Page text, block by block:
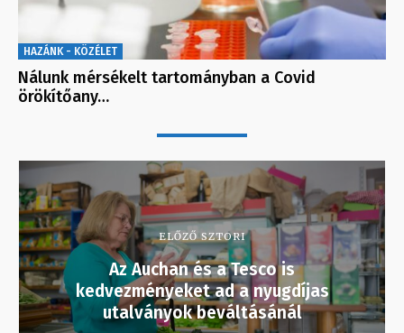
HAZÁNK - KÖZÉLET
Nálunk mérsékelt tartományban a Covid
örökítőany…
ELŐZŐ SZTORI
Az Auchan és a Tesco is
kedvezményeket ad a nyugdíjas
utalványok beváltásánál